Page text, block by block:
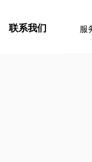
联系我们 服